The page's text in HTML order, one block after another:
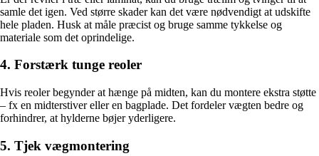
samle det igen. Ved større skader kan det være nødvendigt at udskifte
hele pladen. Husk at måle præcist og bruge samme tykkelse og
materiale som det oprindelige.
4. Forstærk tunge reoler
Hvis reoler begynder at hænge på midten, kan du montere ekstra støtte
– fx en midterstiver eller en bagplade. Det fordeler vægten bedre og
forhindrer, at hylderne bøjer yderligere.
5. Tjek vægmontering